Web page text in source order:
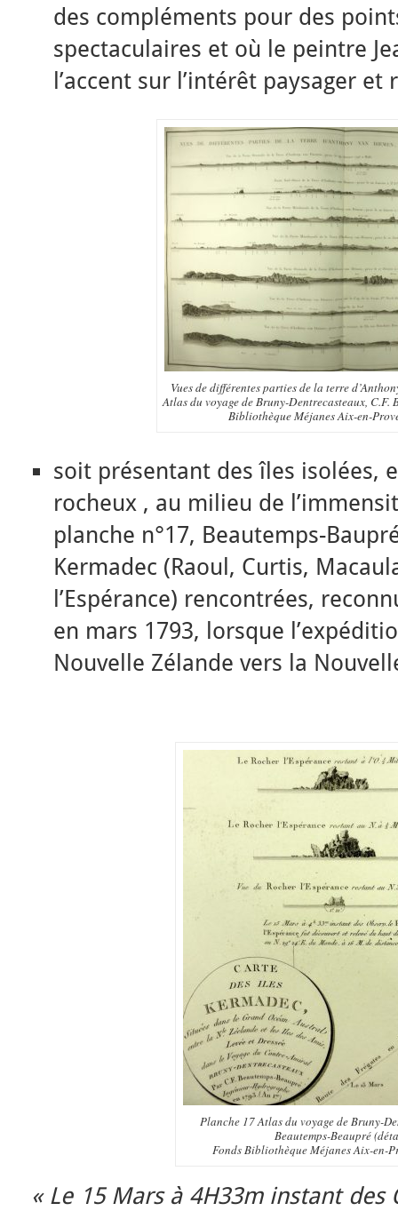
des compléments pour des
spectaculaires et où le peintre
l’accent sur l’intérêt paysager et
Vues de différentes parties de la terre
Atlas du voyage de Bruny-Dentrecasteaux, C.F.
Bibliothèque Méjanes Aix-en-
soit présentant des îles isolées,
rocheux , au milieu de
planche n°17, Beautemps-
Kermadec (Raoul, Curtis,
l’Espérance) rencontrées,
en mars 1793, lorsque
Nouvelle Zélande vers la
Planche 17 Atlas du voyage de Bruny-
Beautemps-Beaupré
Fonds Bibliothèque Méjanes Aix-en-
« Le 15 Mars à 4H33m instant des